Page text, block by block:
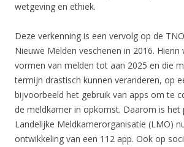
wetgeving en ethiek.
Deze verkenning is een vervolg op de
Nieuwe Melden veschenen in 2016.
vormen van melden tot aan 2025 en die
termijn drastisch kunnen veranderen, op
bijvoorbeeld het gebruik van apps om te
de meldkamer in opkomst. Daarom is het
Landelijke Meldkamerorganisatie (LMO)
ontwikkeling van een 112 app. Ook op